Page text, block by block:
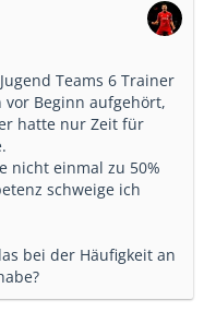
Teams 6 Trainer
Beginn aufgehört,
hatte nur Zeit für
nicht einmal zu 50%
schweige ich
bei der Häufigkeit an